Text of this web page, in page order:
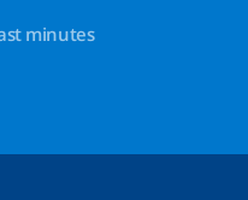
minutes